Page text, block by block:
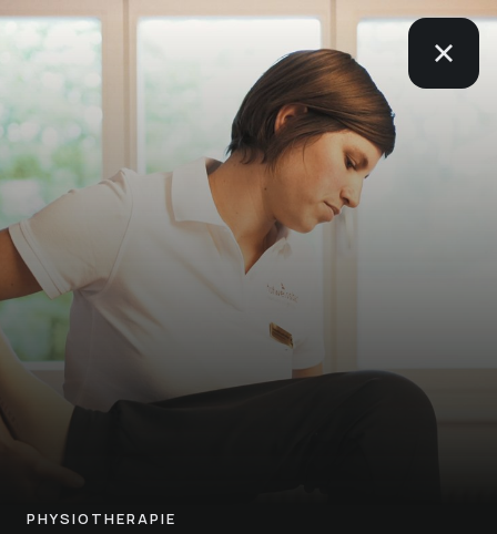
PHYSIOTHERAPIE